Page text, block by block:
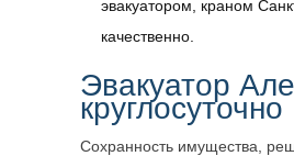
эвакуатором, краном
качественно.
Эвакуатор
круглосуточно
Сохранность имущества,